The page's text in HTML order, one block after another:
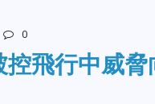
0
控飛行中威脅